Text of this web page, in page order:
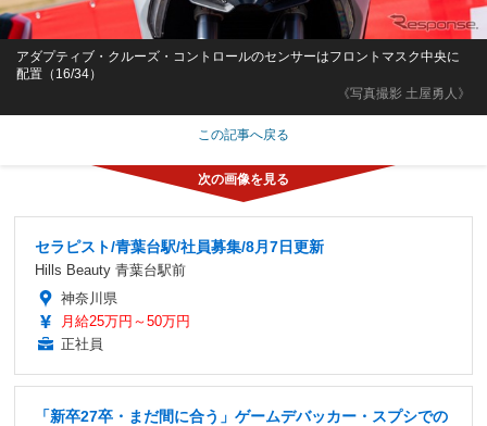
《写真撮影 土屋勇人》
アダプティブ・クルーズ・コントロールのセンサーはフロントマスク中央に
配置（16/34）
この記事へ戻る
セラピスト/青葉台駅/社員募集/8月7日更新
Hills Beauty 青葉台駅前
神奈川県
月給25万円～50万円
正社員
「新卒27卒・まだ間に合う」ゲームデバッカー・スプシでの